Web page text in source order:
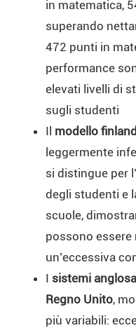
in matematica,
superando
472 punti in
performance
elevati livelli di
sugli studenti
Il modello
leggermente
si distingue per
degli studenti e
scuole,
possono
un’eccessiva
I sistemi
Regno Unito,
più variabili: